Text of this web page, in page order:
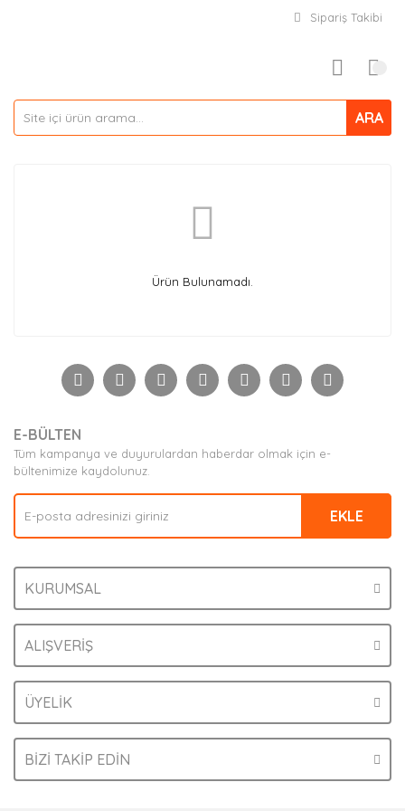
Sipariş Takibi
ARA
Ürün Bulunamadı.
E-BÜLTEN
Tüm kampanya ve duyurulardan haberdar olmak için e-
bültenimize kaydolunuz.
EKLE
KURUMSAL
ALIŞVERİŞ
ÜYELİK
BİZİ TAKİP EDİN